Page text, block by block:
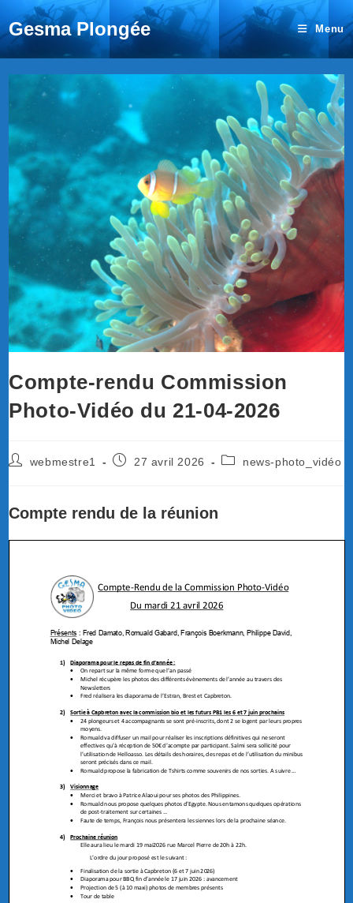
Gesma Plongée Menu
Compte-rendu Commission
Photo-Vidéo du 21-04-2026
Auteur/autrice
publication :
webmestre1
Publication
27 avril 2026
Postnews-photo_vidéo
Compte rendu de la réunion